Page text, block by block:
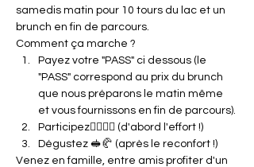
samedis matin pour 10 tours du lac et un
brunch en fin de parcours.
Comment ça marche ?
Payez votre "PASS" ci dessous (le
"PASS" correspond au prix du brunch
que nous préparons le matin même
et vous fournissons en fin de parcours).
Participez🏃‍♀️🏃‍♂️ (d'abord l'effort !)
Dégustez 🥪🥐 (après le reconfort !)
Venez en famille, entre amis profiter d'un